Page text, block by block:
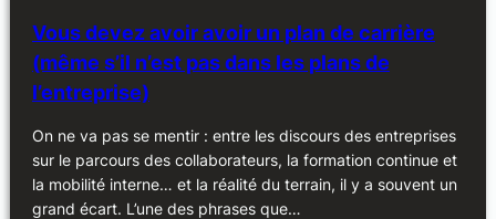
Vous devez avoir avoir un plan de carrière
(même s’il n’est pas dans les plans de
l’entreprise)
On ne va pas se mentir : entre les discours des entreprises
sur le parcours des collaborateurs, la formation continue et
la mobilité interne… et la réalité du terrain, il y a souvent un
grand écart. L’une des phrases que…